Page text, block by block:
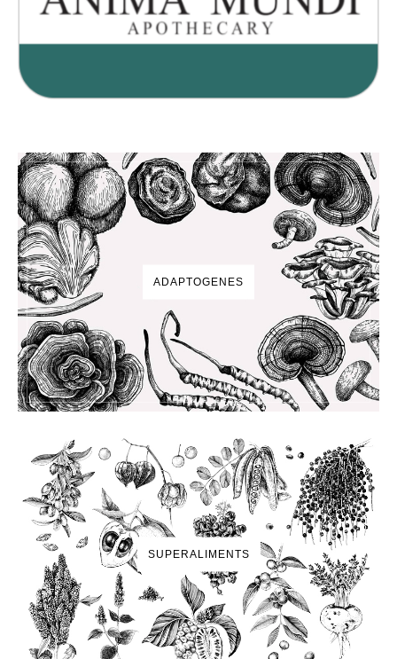
ADAPTOGENES
SUPERALIMENTS